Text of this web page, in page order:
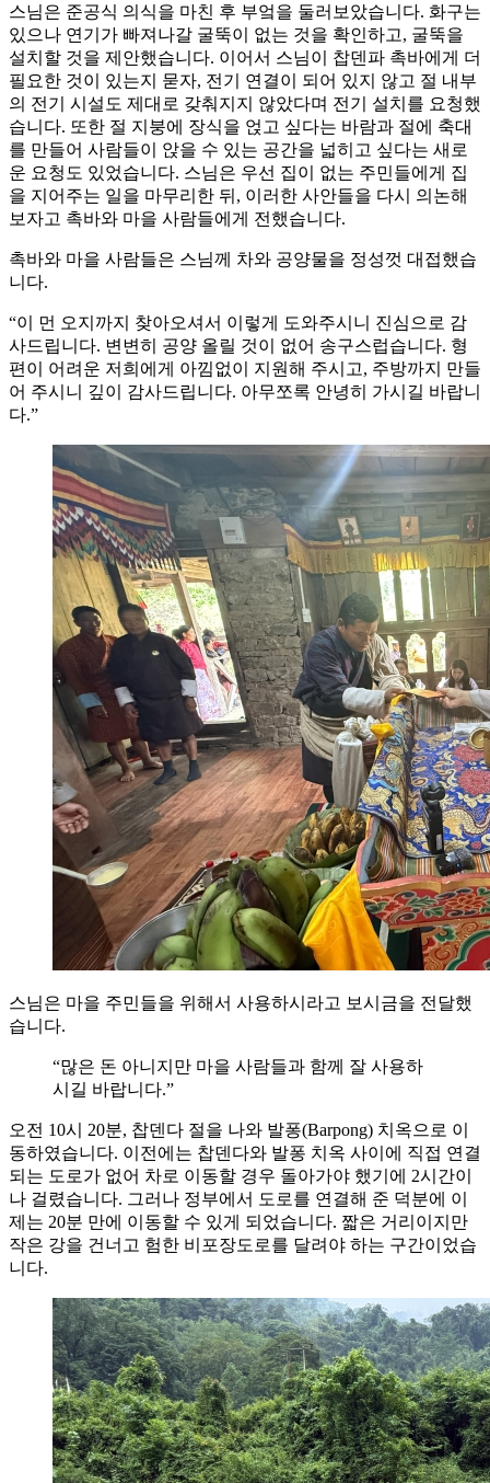
스님은 준공식 의식을 마친 후 부엌을 둘러보았습니다. 화구는
있으나 연기가 빠져나갈 굴뚝이 없는 것을 확인하고, 굴뚝을
설치할 것을 제안했습니다. 이어서 스님이 찹덴파 촉바에게 더
필요한 것이 있는지 묻자, 전기 연결이 되어 있지 않고 절 내부
의 전기 시설도 제대로 갖춰지지 않았다며 전기 설치를 요청했
습니다. 또한 절 지붕에 장식을 얹고 싶다는 바람과 절에 축대
를 만들어 사람들이 앉을 수 있는 공간을 넓히고 싶다는 새로
운 요청도 있었습니다. 스님은 우선 집이 없는 주민들에게 집
을 지어주는 일을 마무리한 뒤, 이러한 사안들을 다시 의논해
보자고 촉바와 마을 사람들에게 전했습니다.
촉바와 마을 사람들은 스님께 차와 공양물을 정성껏 대접했습
니다.
“이 먼 오지까지 찾아오셔서 이렇게 도와주시니 진심으로 감
사드립니다. 변변히 공양 올릴 것이 없어 송구스럽습니다. 형
편이 어려운 저희에게 아낌없이 지원해 주시고, 주방까지 만들
어 주시니 깊이 감사드립니다. 아무쪼록 안녕히 가시길 바랍니
다.”
스님은 마을 주민들을 위해서 사용하시라고 보시금을 전달했
습니다.
“많은 돈 아니지만 마을 사람들과 함께 잘 사용하
시길 바랍니다.”
오전 10시 20분, 찹덴다 절을 나와 발퐁(Barpong) 치옥으로 이
동하였습니다. 이전에는 찹덴다와 발퐁 치옥 사이에 직접 연결
되는 도로가 없어 차로 이동할 경우 돌아가야 했기에 2시간이
나 걸렸습니다. 그러나 정부에서 도로를 연결해 준 덕분에 이
제는 20분 만에 이동할 수 있게 되었습니다. 짧은 거리이지만
작은 강을 건너고 험한 비포장도로를 달려야 하는 구간이었습
니다.